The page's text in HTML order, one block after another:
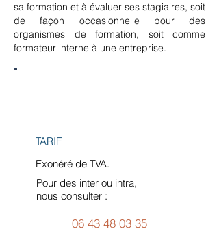
sa formation et à évaluer ses stagiaires, soit
de façon occasionnelle pour des
organismes de formation, soit comme
formateur interne à une entreprise.
TARIF
Exonéré de TVA.
Pour des inter ou intra,
nous consulter :
06 43 48 03 35